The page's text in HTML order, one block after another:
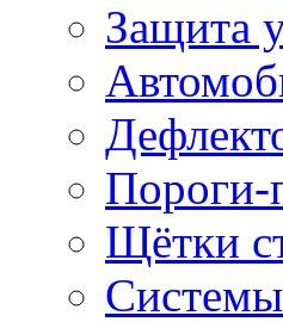
Защита
Пороги-
Щётки